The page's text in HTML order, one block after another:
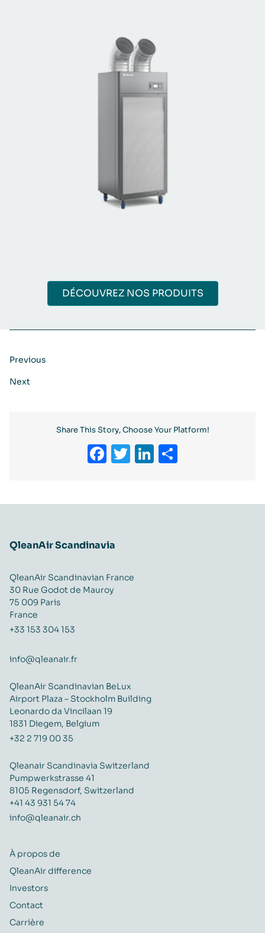
DÉCOUVREZ NOS PRODUITS
Previous
Next
Share This Story, Choose Your Platform!
Facebook
Twitter
LinkedIn
QleanAir Scandinavia
QleanAir Scandinavian France
30 Rue Godot de Mauroy
75 009 Paris
France
+33 153 304 153
info@qleanair.fr
QleanAir Scandinavian BeLux
Airport Plaza – Stockholm Building
Leonardo da Vincilaan 19
1831 Diegem, Belgium
+32 2 719 00 35
Qleanair Scandinavia Switzerland
Pumpwerkstrasse 41
8105 Regensdorf, Switzerland
+41 43 931 54 74
info@qleanair.ch
À propos de
QleanAir difference
Investors
Contact
Carrière